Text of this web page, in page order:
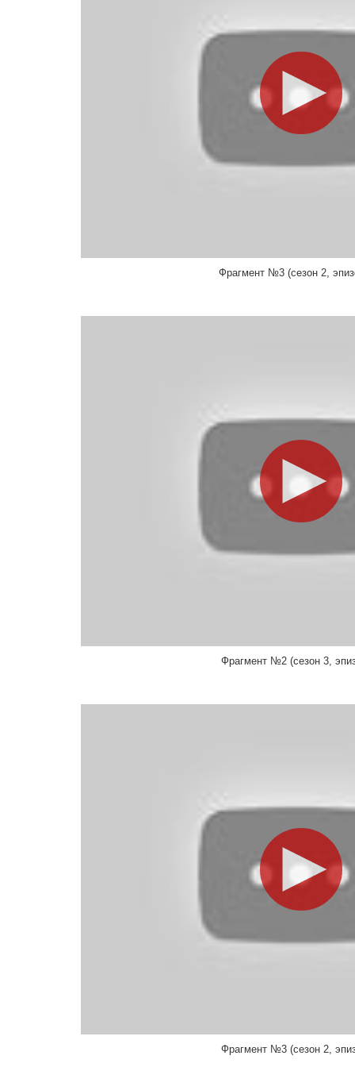
Майкл Спиллер
Режиссер, Продюссер
Дэвид Роджерс
Режиссер, Продюссер, Монтажер
Режиссер, Актер, Продюссер, Сценарист
Чарльз МакДугалл
Режиссер, Продюссер
Пол Либерштейн
Бет МакКарти-Миллер
Режиссер, Актер, Продюссер, Сценарист
Кейт Дэннис
Фрагмент №3 (сезон 2,
Фрагмент №2 (сезон 3,
Фрагмент №3 (сезон 2,